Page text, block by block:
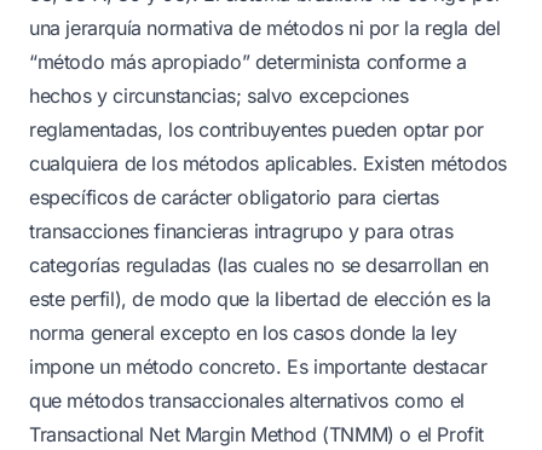
una jerarquía normativa de métodos ni por la regla del
“método más apropiado” determinista conforme a
hechos y circunstancias; salvo excepciones
reglamentadas, los contribuyentes pueden optar por
cualquiera de los métodos aplicables. Existen métodos
específicos de carácter obligatorio para ciertas
transacciones financieras intragrupo y para otras
categorías reguladas (las cuales no se desarrollan en
este perfil), de modo que la libertad de elección es la
norma general excepto en los casos donde la ley
impone un método concreto. Es importante destacar
que métodos transaccionales alternativos como el
Transactional Net Margin Method (TNMM) o el Profit